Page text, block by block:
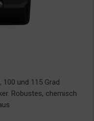
100 und 115 Grad
Robustes, chemisch